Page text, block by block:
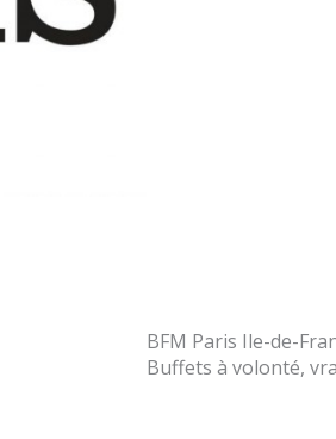
BFM Paris Ile-de-
Buffets à volonté,